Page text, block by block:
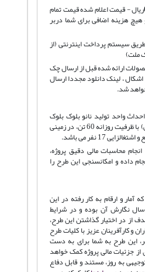
ریال - قیمت اعلام شده قیمت تمام
هزینه اضافی برای شما دربر
طریق سیستم پرداخت اینترنتی (از
ملت)
ارائه شده قبل از ارسال چک
، لینک دانلود مجددا ارسال
شد.
واحد تولید نانو بلوک بلوک
(بلوک از بتن سبک سلولی) با ظرفیت روزانه 60 تن، در زمینی
محاسبات مالی دقیق پروژه،
داده و امکانسنجی این طرح را
آمار و ارقام به کار رفته در این
سال نگارش آن بوده و در شرایط
از در اختیار گذاشتن این طرح،
و کارآفرینان عزیز با کلیات طرح
این طرح به شما برای به دست
جزئیات مالی پروژه کمک خواهد
به روز، مستند و قابل دفاع